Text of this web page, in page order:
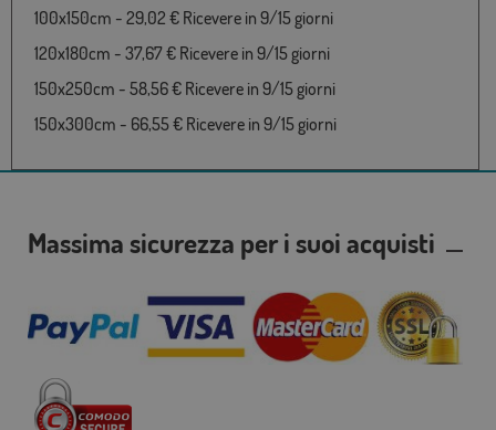
100x150cm - 29,02 € Ricevere in 9/15 giorni
120x180cm - 37,67 € Ricevere in 9/15 giorni
150x250cm - 58,56 € Ricevere in 9/15 giorni
150x300cm - 66,55 € Ricevere in 9/15 giorni
Massima sicurezza per i suoi acquisti